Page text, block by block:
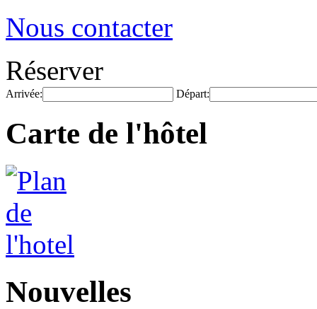
Nous contacter
Réserver
Arrivée: Départ:
Carte de l'hôtel
Nouvelles